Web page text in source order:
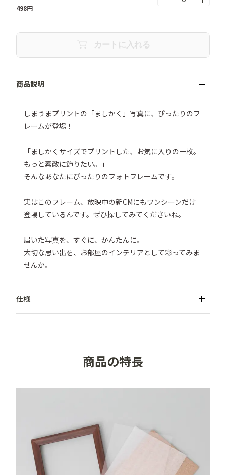
498円
カートに入れる
しまうまプリントの「ましかく」写真に、ぴったりのフ
レームが登場！
「ましかくサイズでプリントした、お気に入りの一枚。
もっと素敵に飾りたい。」
そんなあなたにぴったりのフォトフレームです。
実はこのフレーム、放映中の新CMにもワンシーンだけ
登場しているんです。ぜひ探してみてくださいね。
届いた写真を、すぐに、かんたんに。
大切な思い出を、お部屋のインテリアとして彩ってみま
せんか。
●対応写真サイズ／①フレームのみ：100 × 100mmま
③マットB使用時：72 × 86mm (チェキスクエア用)
●本体材質／樹脂製
●面材／樹脂
●付属品／マット2枚（2種）・壁掛用金具（吊り紐無
商品の特長